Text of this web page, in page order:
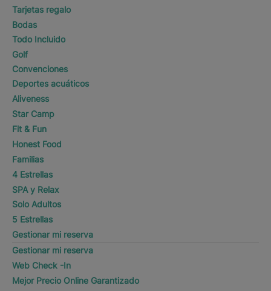
Tarjetas regalo
Bodas
Todo Incluido
Golf
Convenciones
Deportes acuáticos
Aliveness
Star Camp
Fit & Fun
Honest Food
Familias
4 Estrellas
SPA y Relax
Solo Adultos
5 Estrellas
Gestionar mi reserva
Gestionar mi reserva
Web Check -In
Mejor Precio Online Garantizado